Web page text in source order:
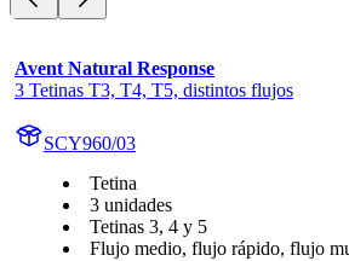
Avent Natural Response
3 Tetinas T3, T4, T5, distintos flujos
SCY960/03
Tetina
3 unidades
Tetinas 3, 4 y 5
Flujo medio, flujo rápido, flujo